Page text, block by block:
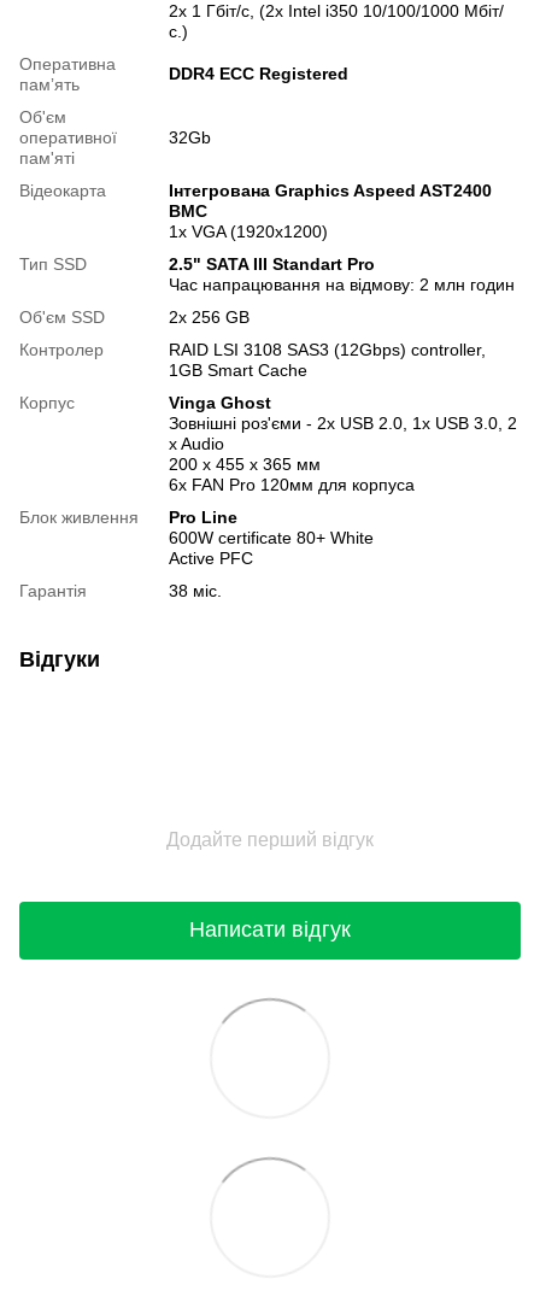
2x 1 Гбіт/с, (2х Intel i350 10/100/1000 Мбіт/
с.)
Оперативна
памʼять
DDR4 ECC Registered
Об'єм
оперативної
пам'яті
32Gb
Відеокарта
Інтегрована Graphics Aspeed AST2400
BMC
1x VGA (1920x1200)
Тип SSD
2.5" SATA III Standart Pro
Час напрацювання на відмову: 2 млн годин
Об'єм SSD
2х 256 GB
Контролер
RAID LSI 3108 SAS3 (12Gbps) controller,
1GB Smart Cache
Корпус
Vinga Ghost
Зовнішні роз'єми - 2x USB 2.0, 1x USB 3.0, 2
x Audio
200 х 455 х 365 мм
6х FAN Pro 120мм для корпуса
Блок живлення
Pro Line
600W certificate 80+ White
Active PFC
Гарантія
38 міс.
Відгуки
Додайте перший відгук
Написати відгук